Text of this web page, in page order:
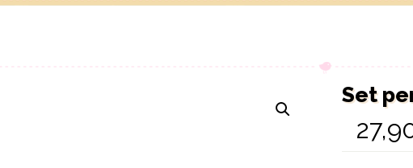
Set